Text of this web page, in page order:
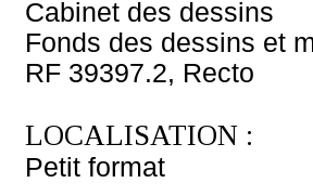
Cabinet des dessins
Fonds des dessins et
RF 39397.2, Recto
LOCALISATION :
Petit format